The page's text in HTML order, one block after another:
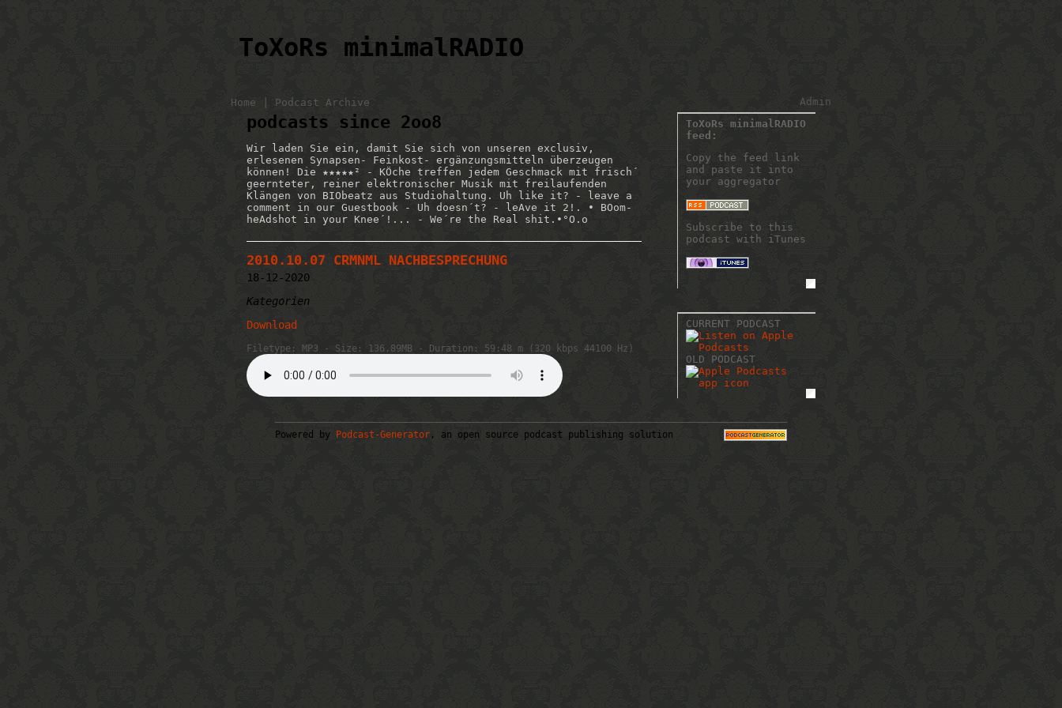
ToXoRs minimalRADIO
Admin
Home
Podcast Archive
ToXoRs minimalRADIO
feed:
Copy the feed link
and paste it into
your aggregator
Subscribe to this
podcast with iTunes
CURRENT PODCAST
OLD PODCAST
podcasts since 2oo8
Wir laden Sie ein, damit Sie sich von unseren exclusiv,
erlesenen Synapsen- Feinkost- ergänzungsmitteln überzeugen
können! Die ★★★★★² - KÖche treffen jedem Geschmack mit frisch´
geernteter, reiner elektronischer Musik mit freilaufenden
Klängen von BIObeatz aus Studiohaltung. Uh like it? - leave a
comment in our Guestbook - Uh doesn´t? - leAve it 2!. • BOom-
heAdshot in your Knee´!... - We´re the Real shit.•°O.o
2010.10.07 CRMNML NACHBESPRECHUNG
18-12-2020
Kategorien
Download
Filetype: MP3 - Size: 136.89MB - Duration: 59:48 m (320 kbps 44100 Hz)
Powered by Podcast-Generator , an open source podcast publishing solution